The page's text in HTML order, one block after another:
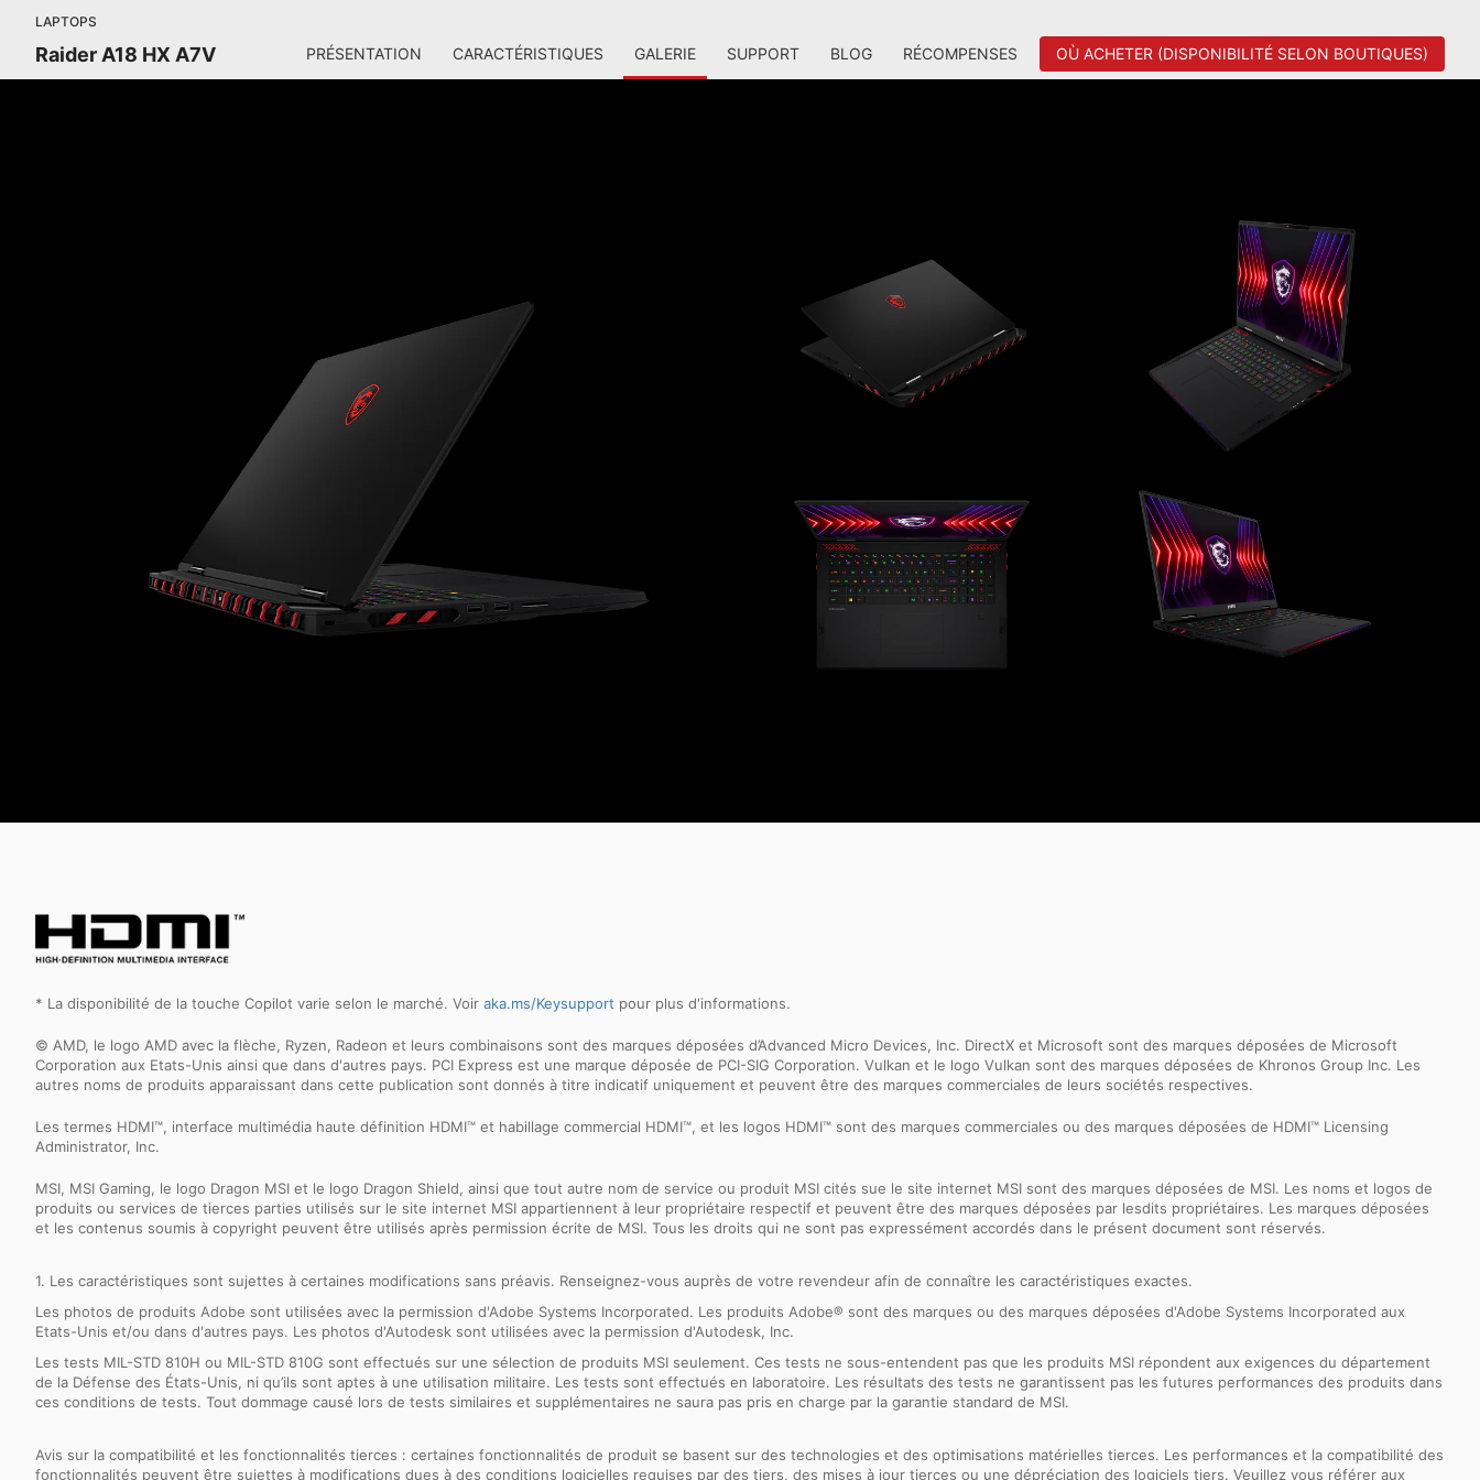
LAPTOPS
Raider A18 HX A7V PRÉSENTATION CARACTÉRISTIQUES GALERIE SUPPORT BLOG RÉCOMPENSES OÙ ACHETER (DISPONIBILITÉ SELON BOUTIQUES)
* La disponibilité de la touche Copilot varie selon le marché. Voir aka.ms/Keysupport pour plus d'informations.
© AMD, le logo AMD avec la flèche, Ryzen, Radeon et leurs combinaisons sont des marques déposées d’Advanced Micro Devices, Inc. DirectX et Microsoft sont des marques déposées de Microsoft
Corporation aux Etats-Unis ainsi que dans d'autres pays. PCI Express est une marque déposée de PCI-SIG Corporation. Vulkan et le logo Vulkan sont des marques déposées de Khronos Group Inc. Les
autres noms de produits apparaissant dans cette publication sont donnés à titre indicatif uniquement et peuvent être des marques commerciales de leurs sociétés respectives.
Les termes HDMI™, interface multimédia haute définition HDMI™ et habillage commercial HDMI™, et les logos HDMI™ sont des marques commerciales ou des marques déposées de HDMI™ Licensing
Administrator, Inc.
MSI, MSI Gaming, le logo Dragon MSI et le logo Dragon Shield, ainsi que tout autre nom de service ou produit MSI cités sue le site internet MSI sont des marques déposées de MSI. Les noms et logos de
produits ou services de tierces parties utilisés sur le site internet MSI appartiennent à leur propriétaire respectif et peuvent être des marques déposées par lesdits propriétaires. Les marques déposées
et les contenus soumis à copyright peuvent être utilisés après permission écrite de MSI. Tous les droits qui ne sont pas expressément accordés dans le présent document sont réservés.
1. Les caractéristiques sont sujettes à certaines modifications sans préavis. Renseignez-vous auprès de votre revendeur afin de connaître les caractéristiques exactes.
Les photos de produits Adobe sont utilisées avec la permission d'Adobe Systems Incorporated. Les produits Adobe® sont des marques ou des marques déposées d'Adobe Systems Incorporated aux
Etats-Unis et/ou dans d'autres pays. Les photos d'Autodesk sont utilisées avec la permission d'Autodesk, Inc.
Les tests MIL-STD 810H ou MIL-STD 810G sont effectués sur une sélection de produits MSI seulement. Ces tests ne sous-entendent pas que les produits MSI répondent aux exigences du département
de la Défense des États-Unis, ni qu’ils sont aptes à une utilisation militaire. Les tests sont effectués en laboratoire. Les résultats des tests ne garantissent pas les futures performances des produits dans
ces conditions de tests. Tout dommage causé lors de tests similaires et supplémentaires ne saura pas pris en charge par la garantie standard de MSI.
Avis sur la compatibilité et les fonctionnalités tierces : certaines fonctionnalités de produit se basent sur des technologies et des optimisations matérielles tierces. Les performances et la compatibilité des
fonctionnalités peuvent être sujettes à modifications dues à des conditions logicielles requises par des tiers, des mises à jour tierces ou une dépréciation des logiciels tiers. Veuillez vous référer aux